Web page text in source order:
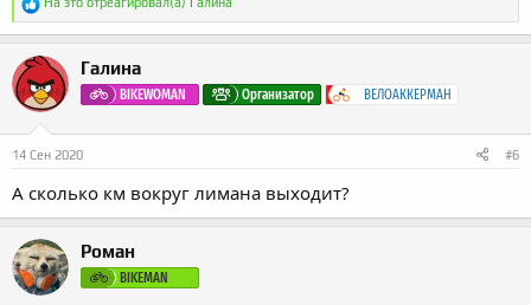
а
к
ц
и
и
:
Галина
BIKEWOMAN Организатор ВЕЛОАККЕРМАН
14 Сен 2020 #6
А сколько км вокруг лимана выходит?
Роман
BIKEMAN